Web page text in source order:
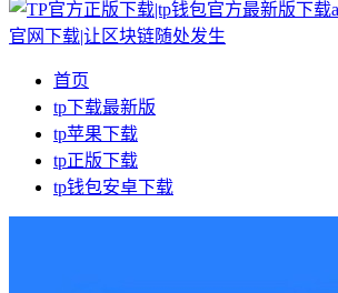
首页
tp下载最新版
tp苹果下载
tp正版下载
tp钱包安卓下载